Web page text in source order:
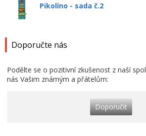
Pikolíno - sada č.2
Doporučte nás
Podělte se o pozitivní zkušenost z naší
nás Vašim známým a přátelům:
Doporučit